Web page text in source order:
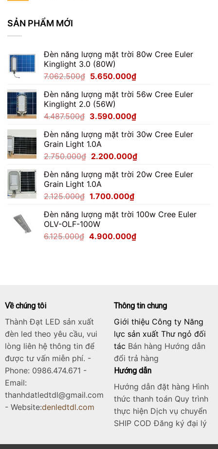
Dễ
Không?
SẢN PHẨM MỚI
Đèn năng lượng mặt trời 80w Cree Euler
Kinglight 3.0 (80W)
7.062.500₫ Giá
là:
7.062.500₫.
5.650.000₫Giá
tại
5.650.000₫.
Đèn năng lượng mặt trời 56w Cree Euler
Kinglight 2.0 (56W)
4.487.500₫ Giá
là:
4.487.500₫.
3.590.000₫Giá
tại
3.590.000₫.
Đèn năng lượng mặt trời 30w Cree Euler
Grain Light 1.0A
2.750.000₫ Giá
là:
2.750.000₫.
2.200.000₫Giá
tại
Đèn năng lượng mặt trời 20w Cree Euler
Grain Light 1.0A
2.125.000₫ Giá
là:
2.125.000₫.
1.700.000₫Giá
tại
1.700.000₫.
Đèn năng lượng mặt trời 100w Cree Euler
OLV-OLF-100W
6.125.000₫ Giá
4.900.000₫Giá
Về chúng tôi
Thành Đạt LED sản xuất
đèn led theo yêu cầu, vui
lòng liên hệ thông tin để
được tư vấn miễn phí. -
Phone: 0986.474.671 -
Email:
thanhdatledtdl@gmail.com
- Website:denledtdl.com
Thông tin chung
Giới thiệu Công ty Năng
lực sản xuất Thư ngỏ đối
tác Bán hàng Hướng dẫn
đổi trả hàng
Hướng dẫn
Hướng dẫn đặt hàng Hình
thức thanh toán Quy trình
thực hiện Dịch vụ chuyển
SHIP COD Đăng ký đại lý